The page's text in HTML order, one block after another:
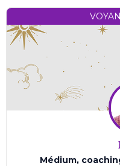
Médium,